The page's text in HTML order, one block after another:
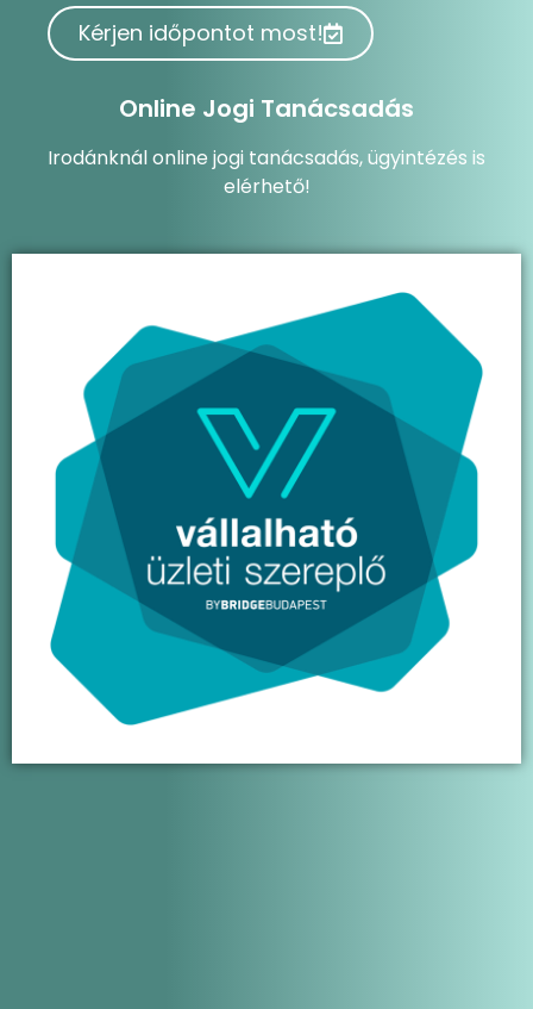
Kérjen időpontot most!
Online Jogi Tanácsadás
Irodánknál online jogi tanácsadás, ügyintézés is
elérhető!